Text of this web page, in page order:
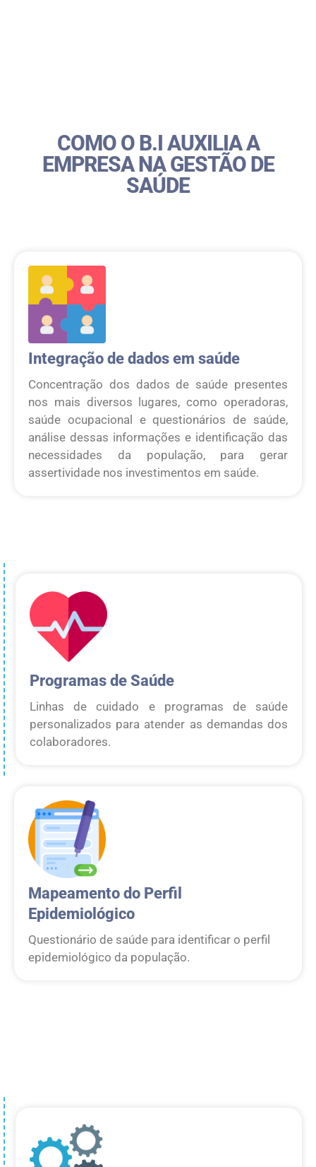
COMO O B.I AUXILIA A
EMPRESA NA GESTÃO DE
SAÚDE
Integração de dados em saúde
Concentração dos dados de saúde presentes
nos mais diversos lugares, como operadoras,
saúde ocupacional e questionários de saúde,
análise dessas informações e identificação das
necessidades da população, para gerar
assertividade nos investimentos em saúde.
Programas de Saúde
Linhas de cuidado e programas de saúde
personalizados para atender as demandas dos
colaboradores.
Mapeamento do Perfil
Epidemiológico
Questionário de saúde para identificar o perfil
epidemiológico da população.